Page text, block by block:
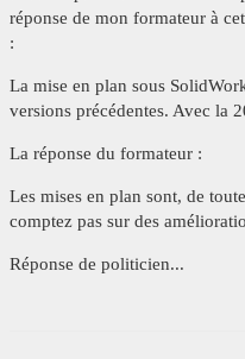
réponse de mon formateur à
:
La mise en plan sous
versions précédentes. Avec la
La réponse du formateur :
Les mises en plan sont, de
comptez pas sur des
Réponse de politicien...